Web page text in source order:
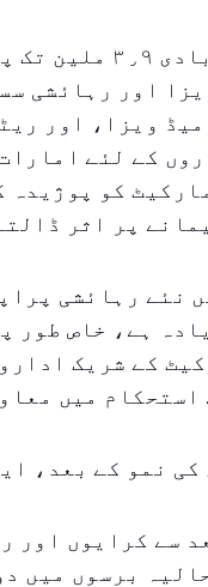
دبئی کی
اور رہائشی
ویزا، اور
کے لئے
کو پوژیدہ
پر اثر
نئے رہائشی
ہے، خاص طور
کے شریک
استحکام میں
کی نمو کے بعد،
کے بعد سے کرایوں
برسوں میں